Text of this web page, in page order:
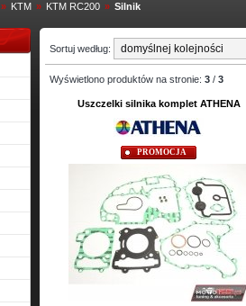
» KTM » KTM RC200 » Silnik
Sortuj według:
Wyświetlono produktów na stronie: 3 / 3
Uszczelki silnika komplet ATHENA
PROMOCJA